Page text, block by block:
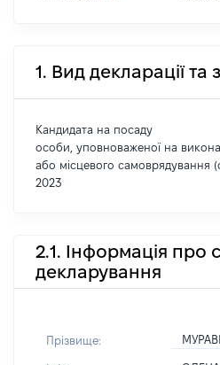
1. Вид декларації та
Кандидата на посаду
особи, уповноваженої на
або місцевого самоврядування
2023
2.1. Інформація про
декларування
Прізвище: